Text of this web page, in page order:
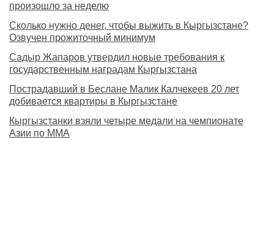
произошло за неделю
Сколько нужно денег, чтобы выжить в Кыргызстане?
Озвучен прожиточный минимум
Садыр Жапаров утвердил новые требования к
государственным наградам Кыргызстана
Пострадавший в Беслане Малик Калчекеев 20 лет
добивается квартиры в Кыргызстане
Кыргызстанки взяли четыре медали на чемпионате
Азии по MMA